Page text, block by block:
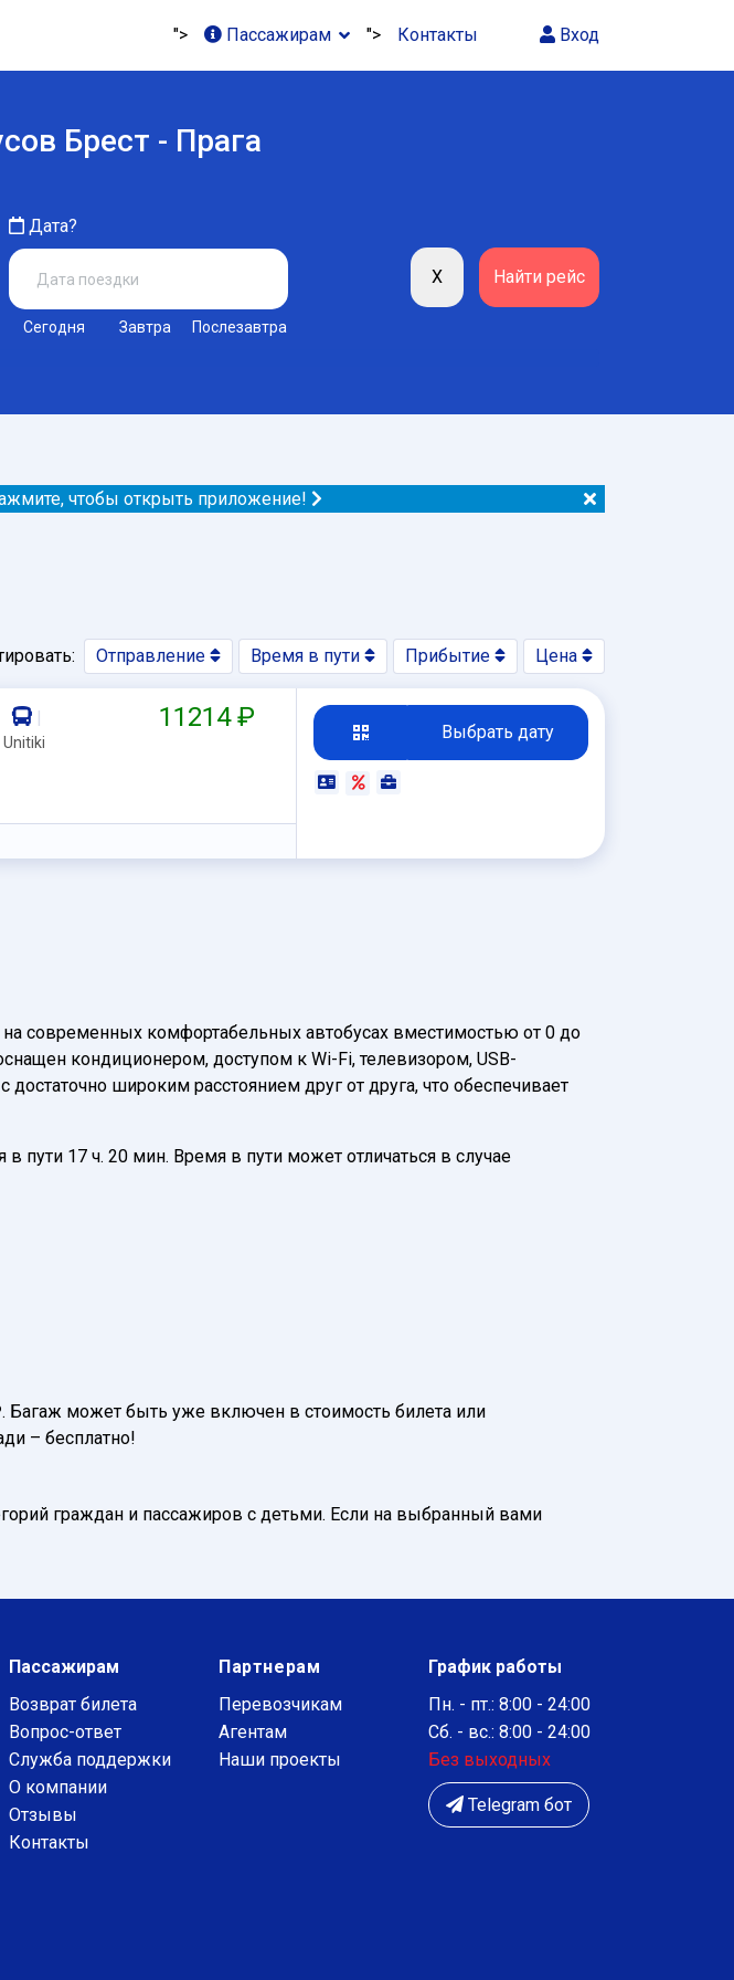
Вход
"> Пассажирам "> Контакты
Брест - Прага
Дата?
Сегодня Завтра Послезавтра
чтобы открыть приложение!
Отправление Время в пути Прибытие Цена
|
Unitiki
11214 ₽ Выбрать дату
современных комфортабельных автобусах вместимостью от 0 до
кондиционером, доступом к Wi-Fi, телевизором, USB-
широким расстоянием друг от друга, что обеспечивает
пути 17 ч. 20 мин. Время в пути может отличаться в случае
Багаж может быть уже включен в стоимость билета или
– бесплатно!
граждан и пассажиров с детьми. Если на выбранный вами
Пассажирам
Возврат билета
Вопрос-ответ
Служба поддержки
О компании
Отзывы
Контакты
Партнерам
Перевозчикам
Агентам
Наши проекты
График работы
Пн. - пт.: 8:00 - 24:00
Сб. - вс.: 8:00 - 24:00
Без выходных
Telegram бот